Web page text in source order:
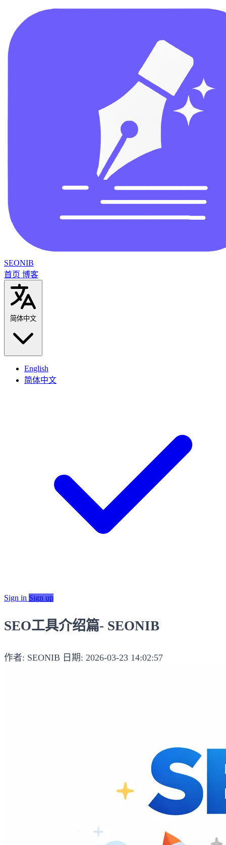
SEONIB
首页 博客
简体中文
English
简体中文
Sign in Sign up
SEO工具介绍篇- SEONIB
作者: SEONIB 日期: 2026-03-23 14:02:57